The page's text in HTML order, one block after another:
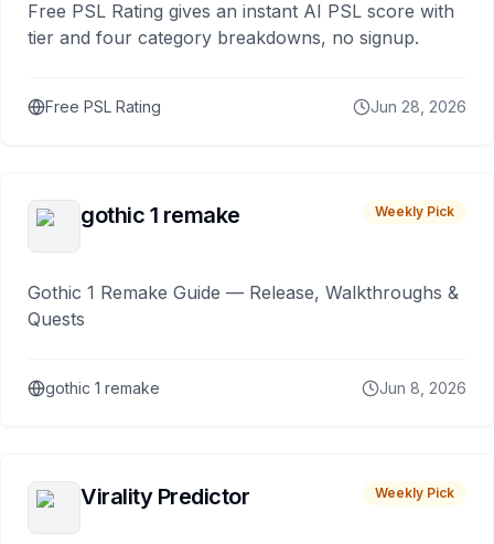
Free PSL Rating gives an instant AI PSL score with
tier and four category breakdowns, no signup.
Free PSL Rating Jun 28, 2026
gothic 1 remake Weekly Pick
Gothic 1 Remake Guide — Release, Walkthroughs &
Quests
gothic 1 remake Jun 8, 2026
Virality Predictor Weekly Pick